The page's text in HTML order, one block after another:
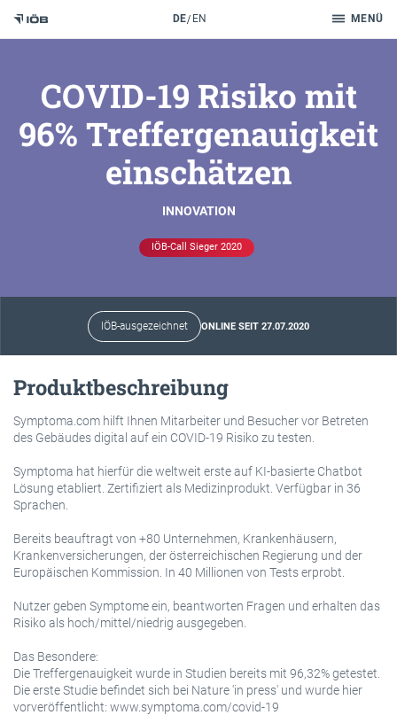
DE EN MENÜ
COVID-19 Risiko mit
96% Treffergenauigkeit
einschätzen
INNOVATION
IÖB-Call Sieger 2020
IÖB-ausgezeichnet ONLINE SEIT 27.07.2020
Produktbeschreibung
Symptoma.com hilft Ihnen Mitarbeiter und Besucher vor Betreten
des Gebäudes digital auf ein COVID-19 Risiko zu testen.
Symptoma hat hierfür die weltweit erste auf KI-basierte Chatbot
Lösung etabliert. Zertifiziert als Medizinprodukt. Verfügbar in 36
Sprachen.
Bereits beauftragt von +80 Unternehmen, Krankenhäusern,
Krankenversicherungen, der österreichischen Regierung und der
Europäischen Kommission. In 40 Millionen von Tests erprobt.
Nutzer geben Symptome ein, beantworten Fragen und erhalten das
Risiko als hoch/mittel/niedrig ausgegeben.
Das Besondere:
Die Treffergenauigkeit wurde in Studien bereits mit 96,32% getestet.
Die erste Studie befindet sich bei Nature 'in press' und wurde hier
vorveröffentlicht: www.symptoma.com/covid-19